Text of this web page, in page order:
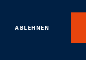
© 2026
Verwaltung
ABLEHNEN